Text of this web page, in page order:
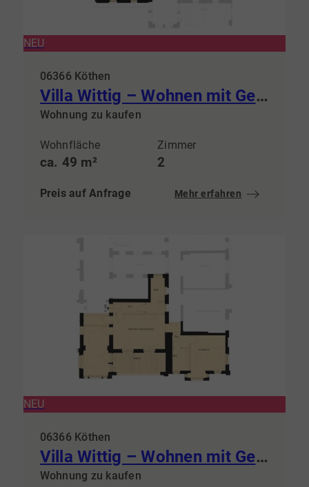
NEU
06366 Köthen
Villa Wittig – Wohnen mit Geschichte & steuerlichem Vorteil
Wohnung zu kaufen
Wohnfläche
ca. 49 m²
Zimmer
2
Preis auf Anfrage Mehr erfahren
NEU
06366 Köthen
Villa Wittig – Wohnen mit Geschichte & steuerlichem Vorteil
Wohnung zu kaufen